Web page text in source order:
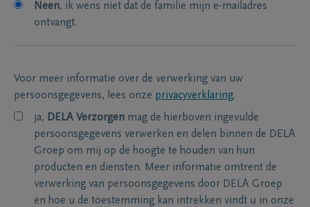
Neen, ik wens niet dat de familie mijn e-mailadres
ontvangt.
Voor meer informatie over de verwerking van uw
persoonsgegevens, lees onze privacyverklaring.
ja, DELA Verzorgen mag de hierboven ingevulde
persoonsgegevens verwerken en delen binnen de DELA
Groep om mij op de hoogte te houden van hun
producten en diensten. Meer informatie omtrent de
verwerking van persoonsgegevens door DELA Groep
en hoe u de toestemming kan intrekken vindt u in onze